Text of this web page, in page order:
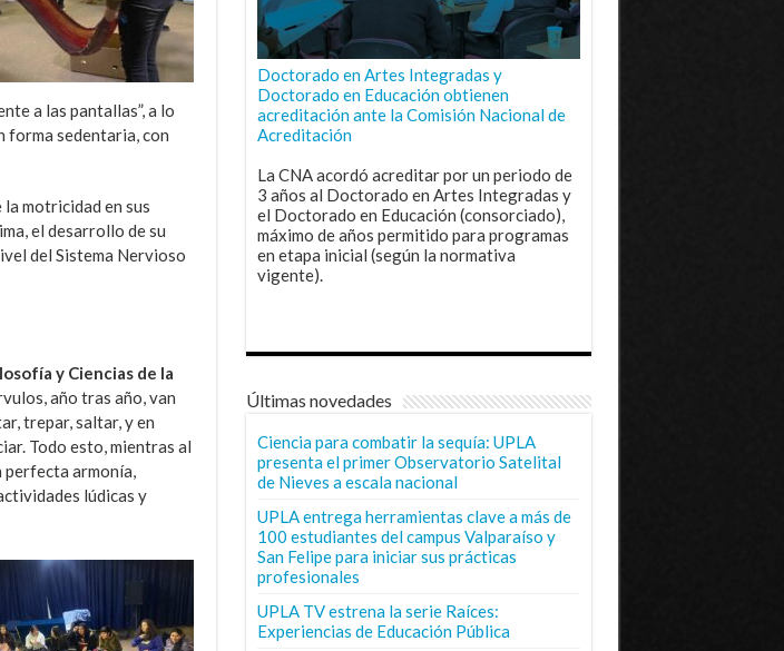
a las pantallas”, a lo
forma sedentaria, con
motricidad en sus
el desarrollo de su
del Sistema Nervioso
y Ciencias de la
año tras año, van
trepar, saltar, y en
Todo esto, mientras al
perfecta armonía,
lúdicas y
Doctorado en Artes Integradas y
Doctorado en Educación obtienen
acreditación ante la Comisión Nacional de
Acreditación
La CNA acordó acreditar por un periodo de
3 años al Doctorado en Artes Integradas y
el Doctorado en Educación (consorciado),
máximo de años permitido para programas
en etapa inicial (según la normativa
vigente).
Últimas novedades
Ciencia para combatir la sequía: UPLA
presenta el primer Observatorio Satelital
de Nieves a escala nacional
UPLA entrega herramientas clave a más de
100 estudiantes del campus Valparaíso y
San Felipe para iniciar sus prácticas
profesionales
UPLA TV estrena la serie Raíces:
Experiencias de Educación Pública